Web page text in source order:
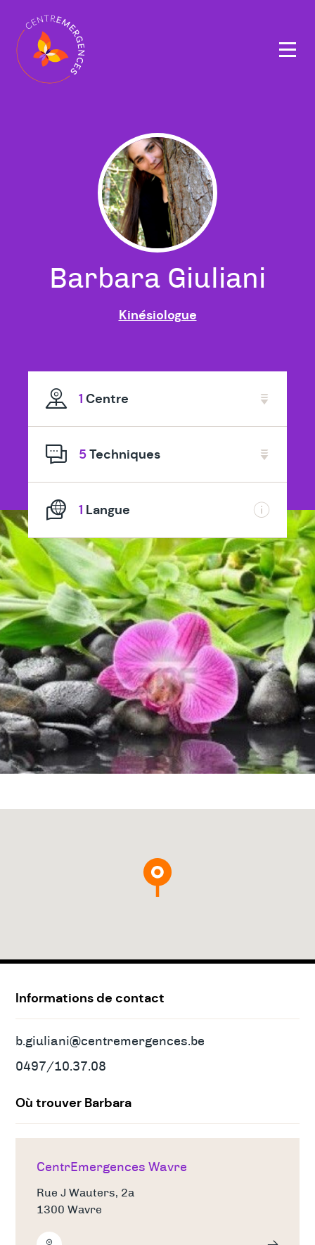
Barbara Giuliani
Kinésiologue
1 Centre
5Techniques
1 Langue
Navigation
principale
Adresses
contact
Informations de contact
b.giuliani@centremergences.be
0497/10.37.08
Où trouver Barbara
CentrEmergences Wavre
Rue J Wauters, 2a
1300 Wavre